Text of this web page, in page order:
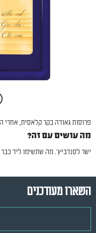
פרוסות גאודה בקר קלאסית, אחרי
מה עושים עם זה?
ישר לסנדביץ'. מה שתשימו ליד
השארו מעודכנים